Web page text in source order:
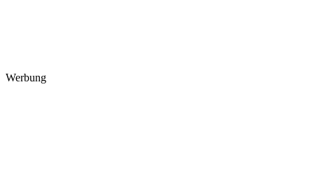
Werbung